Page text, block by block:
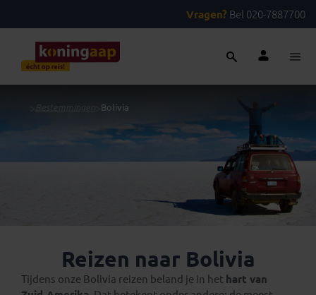
Vragen? Bel 020-7887700
Bolivia
Reizen naar Bolivia
Tijdens onze Bolivia reizen beland je in het hart van